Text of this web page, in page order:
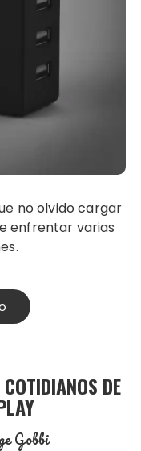
enfrentar varias
DE
Gobbi